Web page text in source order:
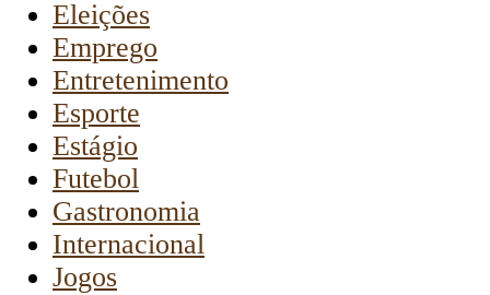
Eleições
Emprego
Entretenimento
Esporte
Estágio
Futebol
Gastronomia
Internacional
Jogos